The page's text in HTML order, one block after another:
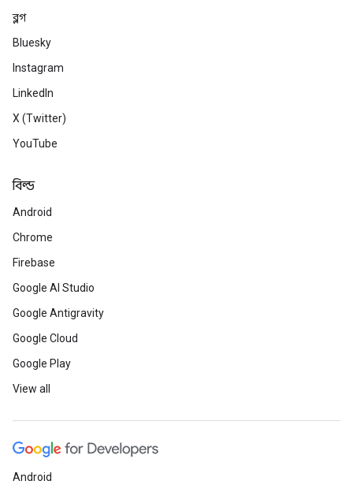
ব্লগ
Bluesky
Instagram
LinkedIn
X (Twitter)
YouTube
বিল্ড
Android
Chrome
Firebase
Google AI Studio
Google Antigravity
Google Cloud
Google Play
View all
Android